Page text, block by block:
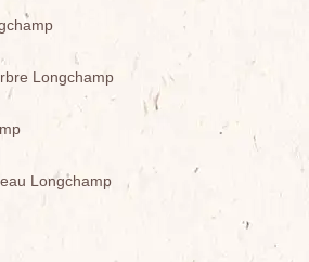
Longchamp
Longchamp